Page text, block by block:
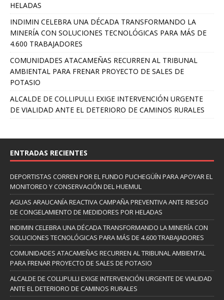
HELADAS
INDIMIN CELEBRA UNA DÉCADA TRANSFORMANDO LA
MINERÍA CON SOLUCIONES TECNOLÓGICAS PARA MÁS DE
4.600 TRABAJADORES
COMUNIDADES ATACAMEÑAS RECURREN AL TRIBUNAL
AMBIENTAL PARA FRENAR PROYECTO DE SALES DE
POTASIO
ALCALDE DE COLLIPULLI EXIGE INTERVENCIÓN URGENTE
DE VIALIDAD ANTE EL DETERIORO DE CAMINOS RURALES
ENTRADAS RECIENTES
DEPORTISTAS CORREN POR EL FUNDO PUCHEGÜÍN PARA APOYAR EL
MONITOREO Y CONSERVACIÓN DEL HUEMUL
AGUAS ARAUCANÍA REACTIVA CAMPAÑA PREVENTIVA ANTE RIESGO
DE CONGELAMIENTO DE MEDIDORES POR HELADAS
INDIMIN CELEBRA UNA DÉCADA TRANSFORMANDO LA MINERÍA CON
SOLUCIONES TECNOLÓGICAS PARA MÁS DE 4.600 TRABAJADORES
COMUNIDADES ATACAMEÑAS RECURREN AL TRIBUNAL AMBIENTAL
PARA FRENAR PROYECTO DE SALES DE POTASIO
ALCALDE DE COLLIPULLI EXIGE INTERVENCIÓN URGENTE DE VIALIDAD
ANTE EL DETERIORO DE CAMINOS RURALES